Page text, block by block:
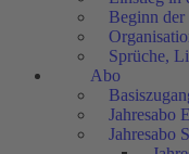
Beginn
Sprüche,
Abo
Jahresabo
Jahresabo